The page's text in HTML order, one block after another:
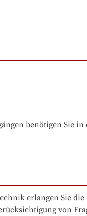
benötigen Sie
erlangen Sie
von